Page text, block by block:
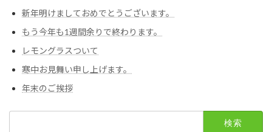
新年明けましておめでとうございます。
もう今年も1週間余りで終わります。
レモングラスついて
寒中お見舞い申し上げます。
年末のご挨拶